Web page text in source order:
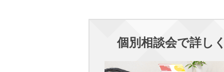
個別相談会で詳し